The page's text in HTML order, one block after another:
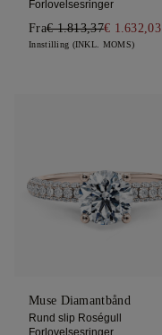
Forlovelsesringer
Fra€ 1.813,37€ 1.632,03
Innstilling (INKL. MOMS)
Muse Diamantbånd
Rund slip Roségull
Forlovelsesringer